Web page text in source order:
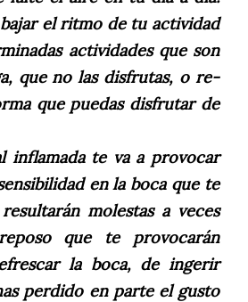
el ritmo de tu actividad
actividades que son
que no las disfrutas, o re-
que puedas disfrutar de
inflamada te va a provocar
en la boca que te
molestas a veces
que te provocarán
la boca, de ingerir
perdido en parte el gusto